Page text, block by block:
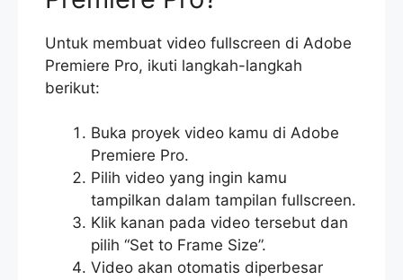
Untuk membuat video fullscreen di Adobe
Premiere Pro, ikuti langkah-langkah
berikut:
Buka proyek video kamu di Adobe
Premiere Pro.
Pilih video yang ingin kamu
tampilkan dalam tampilan fullscreen.
Klik kanan pada video tersebut dan
pilih “Set to Frame Size”.
Video akan otomatis diperbesar